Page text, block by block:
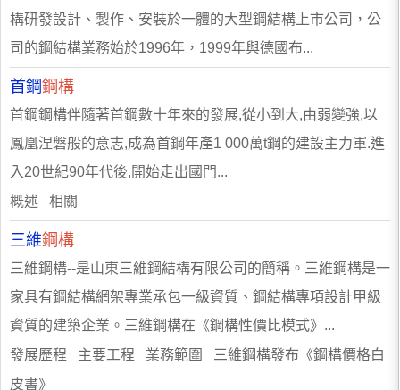
構研發設計、製作、安裝於一體的大型鋼結構上市公司，公
司的鋼結構業務始於1996年，1999年與德國布...
首鋼鋼構
首鋼鋼構伴隨著首鋼數十年來的發展,從小到大,由弱變強,以
鳳凰涅磐般的意志,成為首鋼年產1 000萬t鋼的建設主力軍.進
入20世紀90年代後,開始走出國門...
概述 相關
三維鋼構
三維鋼構--是山東三維鋼結構有限公司的簡稱。三維鋼構是一
家具有鋼結構網架專業承包一級資質、鋼結構專項設計甲級
資質的建築企業。三維鋼構在《鋼構性價比模式》...
發展歷程 主要工程 業務範圍 三維鋼構發布《鋼構價格白
皮書》